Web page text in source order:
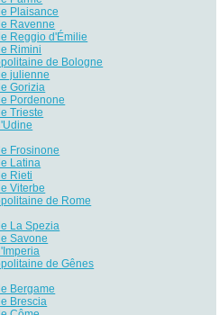
Plaisance
Ravenne
Reggio d'Émilie
Rimini
de Bologne
julienne
Gorizia
Pordenone
Trieste
Frosinone
Latina
Rieti
Viterbe
de Rome
La Spezia
Savone
de Gênes
Bergame
Brescia